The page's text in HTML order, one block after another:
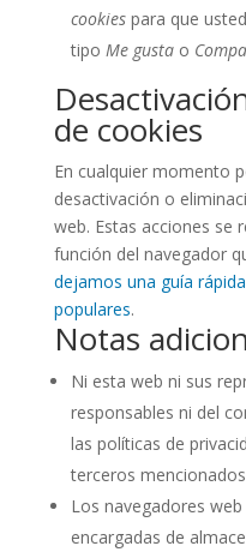
cookiespara que
tipo Me gustao
de cookies
En cualquier momento
desactivación o
web. Estas acciones se
función del navegador
dejamos una guía
populares.
Notas
Ni esta web ni sus
responsables ni del
las políticas de
terceros
Los navegadores
encargadas de